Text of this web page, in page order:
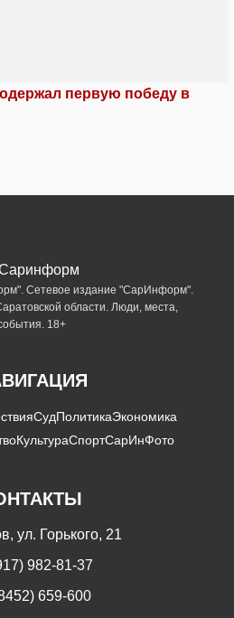
первую победу в
Сетевое издание "СарИнформ".
области. Люди, места,
18+
СудПолитикаЭкономика
КультураСпортСарИнФото
ул. Горького, 21
982-81-37
659-600